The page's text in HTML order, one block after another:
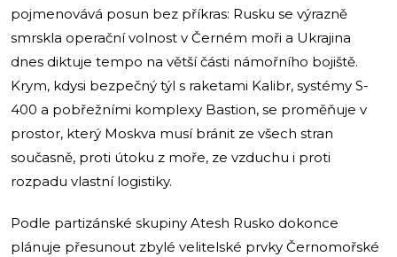
pojmenovává posun bez příkras: Rusku se výrazně
smrskla operační volnost v Černém moři a Ukrajina
dnes diktuje tempo na větší části námořního bojiště.
Krym, kdysi bezpečný týl s raketami Kalibr, systémy S-
400 a pobřežními komplexy Bastion, se proměňuje v
prostor, který Moskva musí bránit ze všech stran
současně, proti útoku z moře, ze vzduchu i proti
rozpadu vlastní logistiky.
Podle partizánské skupiny Atesh Rusko dokonce
plánuje přesunout zbylé velitelské prvky Černomořské